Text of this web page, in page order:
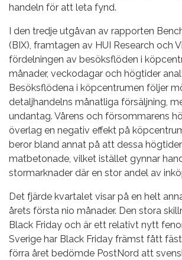
handeln för att leta fynd.
I den tredje utgåvan av rapporten
(BIX), framtagen av HUI Research och
fördelningen av besöksflöden i
månader, veckodagar och högtider
Besöksflödena i köpcentrumen följer
detaljhandelns månatliga försäljning,
undantag. Vårens och försommarens
överlag en negativ effekt på
beror bland annat på att dessa
matbetonade, vilket istället gynnar
stormarknader där en stor andel av
Det fjärde kvartalet visar på en helt
årets första nio månader. Den stora
Black Friday och är ett relativt nytt
Sverige har Black Friday främst fått
förra året bedömde PostNord att